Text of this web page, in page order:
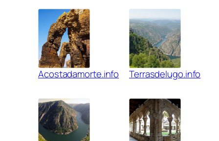
Acostadamorte.info Terrasdelugo.info